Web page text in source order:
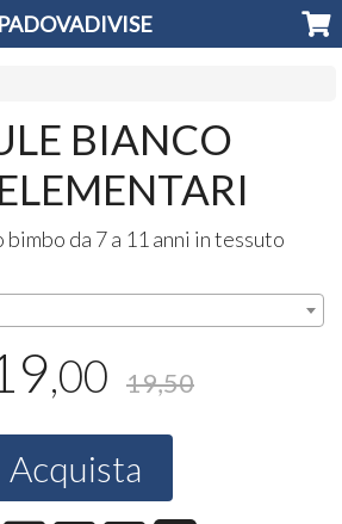
PADOVADIVISE
BIANCO
da 7 a 11 anni in tessuto
,00 19,50
Acquista